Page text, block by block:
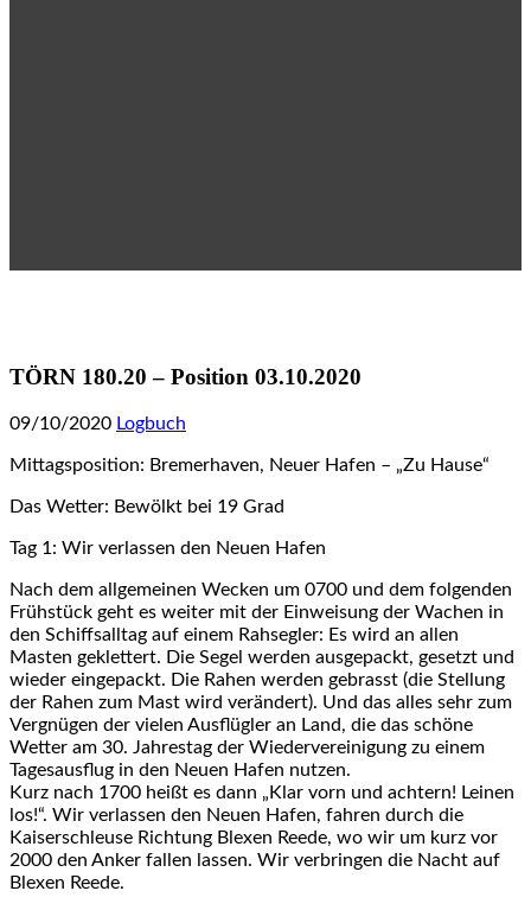
TÖRN 180.20 – Position 03.10.2020
09/10/2020 Logbuch
Mittagsposition: Bremerhaven, Neuer Hafen – „Zu Hause“
Das Wetter: Bewölkt bei 19 Grad
Tag 1: Wir verlassen den Neuen Hafen
Nach dem allgemeinen Wecken um 0700 und dem folgenden
Frühstück geht es weiter mit der Einweisung der Wachen in
den Schiffsalltag auf einem Rahsegler: Es wird an allen
Masten geklettert. Die Segel werden ausgepackt, gesetzt und
wieder eingepackt. Die Rahen werden gebrasst (die Stellung
der Rahen zum Mast wird verändert). Und das alles sehr zum
Vergnügen der vielen Ausflügler an Land, die das schöne
Wetter am 30. Jahrestag der Wiedervereinigung zu einem
Tagesausflug in den Neuen Hafen nutzen.
Kurz nach 1700 heißt es dann „Klar vorn und achtern! Leinen
los!“. Wir verlassen den Neuen Hafen, fahren durch die
Kaiserschleuse Richtung Blexen Reede, wo wir um kurz vor
2000 den Anker fallen lassen. Wir verbringen die Nacht auf
Blexen Reede.